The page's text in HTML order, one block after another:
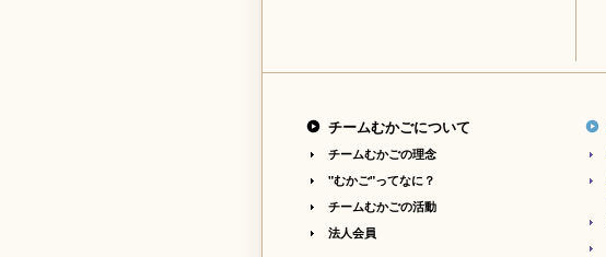
チームむかごについて
チームむかごの理念
"むかご"ってなに？
チームむかごの活動
法人会員